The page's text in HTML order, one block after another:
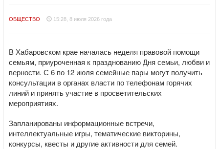
ОБЩЕСТВО 15:28, 8 июля 2026 года
В Хабаровском крае началась неделя правовой помощи
семьям, приуроченная к празднованию Дня семьи, любви и
верности. С 6 по 12 июля семейные пары могут получить
консультации в органах власти по телефонам горячих
линий и принять участие в просветительских
мероприятиях.
Запланированы информационные встречи,
интеллектуальные игры, тематические викторины,
конкурсы, квесты и другие активности для семей.